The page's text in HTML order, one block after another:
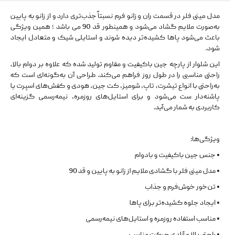
مدل مینی فلر در قسمت ران و زانو فرم نسبتاً جذب‌تری دارد و از زانو به پایین
به‌صورت ملایم گشاد می‌شود و همینطور قد 90 می باشد ؛ همین ویژگی
باعث می‌شود پاها کشیده‌تر دیده شوند و استایلی شیک و متعادل ایجاد
شود.
این شلوار از پارچه جین باکیفیت و مقاوم تولید شده که علاوه بر دوام بالا،
راحتی مناسبی را در طول روز فراهم می‌کند. طراحی آن به‌گونه‌ای است که
به‌راحتی با انواع تیشرت، تاپ، شومیز، کت جین، هودی و کفش‌های اسپرت یا
پاشنه‌دار ست می‌شود و برای استایل‌های روزمره، نیمه‌رسمی گزینه‌ای
کاربردی به شمار می‌آید.
ویژگی‌ها:
• جنس جین باکیفیت و بادوام
• مدل مینی فلر با گشادی ملایم از زانو به پایین و قد 90
• تن‌خور خوش‌فرم و جذاب
• ایجاد جلوه کشیده‌تر برای پاها
• مناسب استفاده روزمره و استایل‌های نیمه‌رسمی